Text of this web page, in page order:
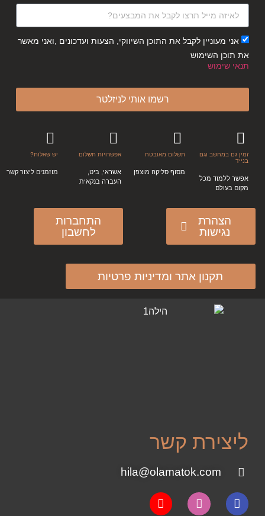
אני מעוניין לקבל את התוכן השיווקי, הצעות ועדכונים ,ואני מאשר
את תוכן השימוש
תנאי שימוש
רשמו אותי לניזלטר
זמין גם במחשב וגם
בנייד
אפשר ללמוד מכל
מקום בעולם
תשלום מאובטח
מסוף סליקה מוצפן
אפשרויות תשלום
אשראי, ביט,
העברה בנקאית
יש שאלות?
מוזמנים ליצור קשר
הצהרת
נגישות
התחברות
לחשבון
תקנון אתר ומדיניות פרטיות
ליצירת קשר
hila@olamatok.com